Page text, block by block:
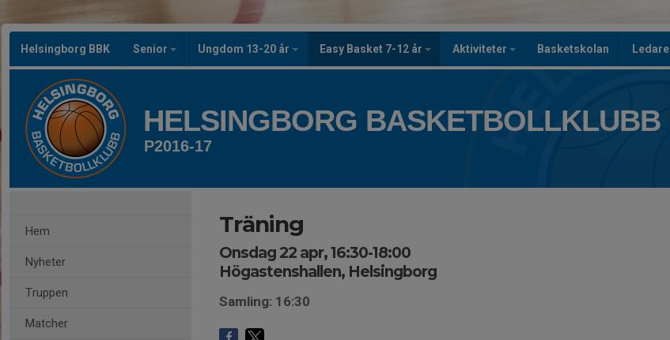
Helsingborg BBK Senior Ungdom 13-20 år Easy Basket 7-12 år Aktiviteter Basketskolan Ledare
HELSINGBORG BASKETBOLLKLUBB
P2016-17
Hem
Nyheter
Truppen
Matcher
Träning
Onsdag 22 apr, 16:30-18:00
Högastenshallen, Helsingborg
Samling: 16:30